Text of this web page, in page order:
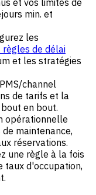
min. et
les
règles de délai
et les stratégies
channel
de tarifs et la
en bout.
opérationnelle
maintenance,
réservations.
une règle à la fois
taux d'occupation,